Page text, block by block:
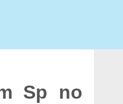
Sp no